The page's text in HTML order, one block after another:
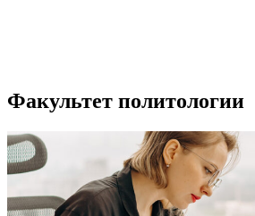
Факультет политологии